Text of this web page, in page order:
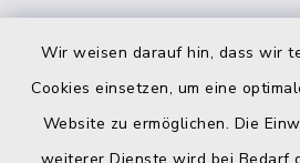
Wir weisen darauf hin, dass wir
Cookies einsetzen, um eine
Website zu ermöglichen. Die